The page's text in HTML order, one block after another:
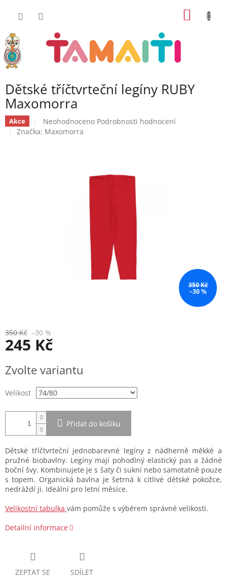
Dětské tříčtvrteční legíny RUBY
Maxomorra
Akce
Průměrné
hodnocení
Neohodnoceno Podrobnosti hodnocení
Značka: Maxomorra
350 Kč
–30 %
350 Kč –30 %
245 Kč
cena:
Zvolte variantu
Velikost
Přidat do košíku
Dětské tříčtvrteční jednobarevné legíny z nádherně měkké a
pružné biobavlny. Legíny mají pohodlný elastický pas a žádné
boční švy. Kombinujete je s šaty či sukní nebo samotatně pouze
s topem. Organická bavlna je šetrná k citlivé dětské pokožce,
nedráždí ji. Ideální pro letní měsíce.
Velikostní tabulka vám pomůže s výběrem správné velikosti.
Detailní informace
ZEPTAT SE SDÍLET